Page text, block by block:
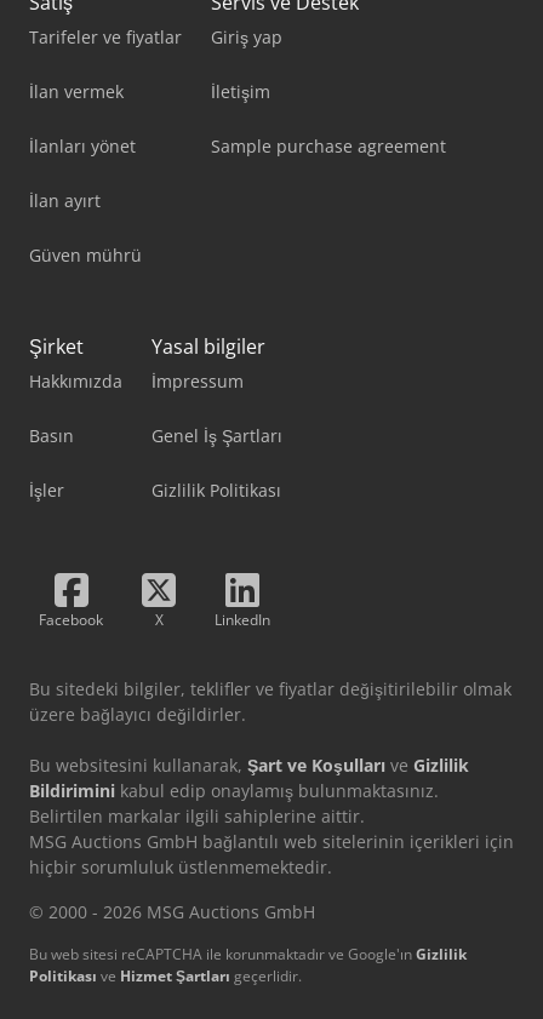
Tarifeler ve fiyatlar
İlan vermek
İlanları yönet
İlan ayırt
Güven mührü
Giriş yap
İletişim
Sample purchase agreement
Şirket
Hakkımızda
Basın
İşler
Yasal bilgiler
İmpressum
Genel İş Şartları
Gizlilik Politikası
Facebook X LinkedIn
Bu sitedeki bilgiler, teklifler ve fiyatlar değişitirilebilir olmak
üzere bağlayıcı değildirler.
Bu websitesini kullanarak, Şart ve Koşulları ve Gizlilik
Bildirimini kabul edip onaylamış bulunmaktasınız.
Belirtilen markalar ilgili sahiplerine aittir.
MSG Auctions GmbH bağlantılı web sitelerinin içerikleri için
hiçbir sorumluluk üstlenmemektedir.
© 2000 - 2026 MSG Auctions GmbH
Bu web sitesi reCAPTCHA ile korunmaktadır ve Google'ınGizlilik
Politikası ve Hizmet Şartları geçerlidir.